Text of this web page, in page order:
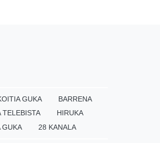
GUKA
BARRENA
TELEBISTA
HIRUKA
GUKA 28 KANALA